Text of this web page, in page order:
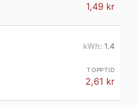
1,49 kr
1.4
2,61 kr